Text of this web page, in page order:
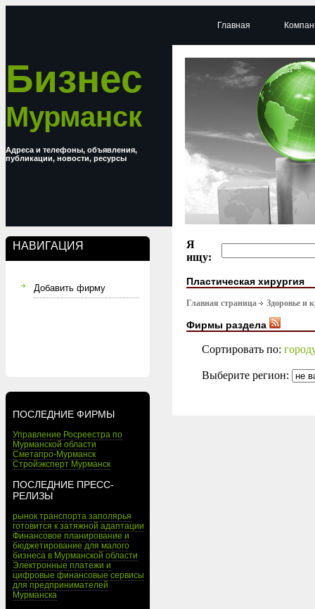
Бизнес
Мурманск
Адреса и телефоны, объявления,
публикации, новости, ресурсы
НАВИГАЦИЯ
Добавить фирму
ПОСЛЕДНИЕ ФИРМЫ
Управление Росреестра по
Мурманской области
Сметапро-Мурманск
Стройэксперт Мурманск
ПОСЛЕДНИЕ ПРЕСС-
РЕЛИЗЫ
рынок транспорта заполярья
готовится к затяжной адаптации
Финансовое планирование и
бюджетирование для малого
бизнеса в Мурманской области
Электронные платежи и
цифровые финансовые сервисы
для предпринимателей
Мурманска
Главная
Я
ищу:
Пластическая хирургия
Главная страница Здоровье и
Фирмы раздела
Сортировать по:
Выберите регион: